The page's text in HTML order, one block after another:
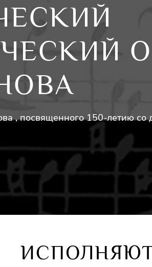
, посвященного 150-летию